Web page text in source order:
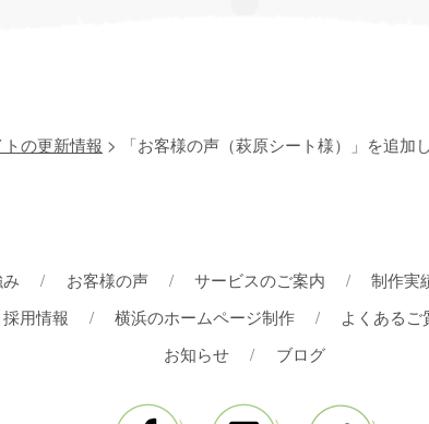
の更新情報 > 「お客様の声（萩原シート様）」を追加し
お客様の声 サービスのご案内 制作実
採用情報
横浜のホームページ制作 よくあるご
お知らせ
ブログ